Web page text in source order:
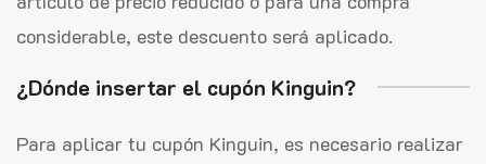
considerable, este descuento será aplicado.
¿Dónde insertar el cupón Kinguin?
Para aplicar tu cupón Kinguin, es necesario realizar